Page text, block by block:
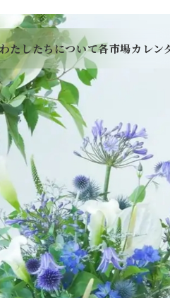
たしたちについて各市場カレン